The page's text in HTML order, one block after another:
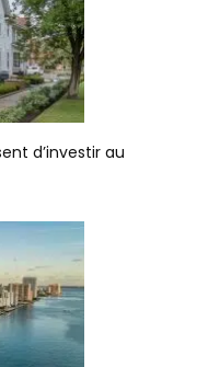
d’investir au